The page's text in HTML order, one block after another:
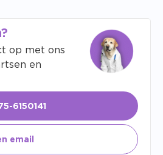
op met ons
en
6150141
email